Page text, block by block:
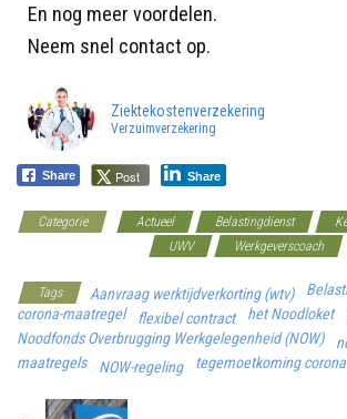
En nog meer voordelen.
Neem snel contact op.
Ziektekostenverzekering
Verzuimverzekering
Share Post Share
Categorie Actueel Belastingdienst
UWV Werkgeverscoach
Tags Aanvraag werktijdverkorting (wtv)
corona-maatregel
flexibel contract het Noodloket
Noodfonds Overbrugging Werkgelegenheid (NOW)
maatregels
NOW-regeling tegemoetkoming corona